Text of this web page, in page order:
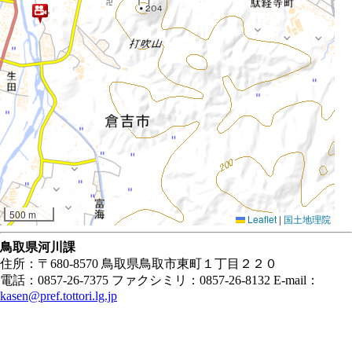
500 m Leaflet | 国土地理院
鳥取県河川課
住所：〒680-8570 鳥取県鳥取市東町１丁目２２０
電話：0857-26-7375 ファクシミリ：0857-26-8132 E-mail：
kasen@pref.tottori.lg.jp